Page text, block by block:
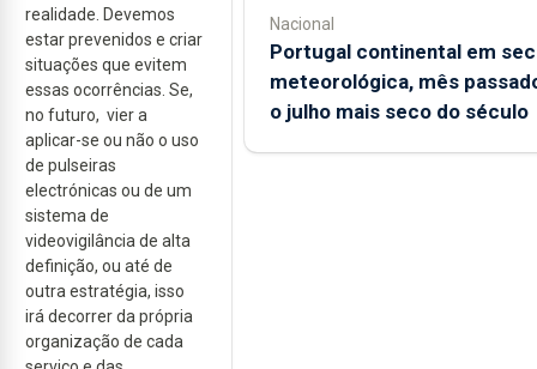
realidade. Devemos
estar prevenidos e criar
situações que evitem
essas ocorrências. Se,
no futuro, vier a
aplicar-se ou não o uso
de pulseiras
electrónicas ou de um
sistema de
videovigilância de alta
definição, ou até de
outra estratégia, isso
irá decorrer da própria
organização de cada
Nacional
Portugal continental em
meteorológica, mês
o julho mais seco do século